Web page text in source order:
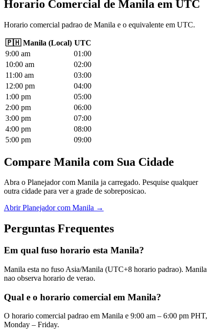
Horario Comercial de Manila em UTC
Horario comercial padrao de Manila e o equivalente em UTC.
🇵🇭 Manila (Local) UTC
9:00 am 01 :00
10:00 am 02:00
11 :00 am 03:00
12:00 pm 04:00
1 :00 pm 05:00
2:00 pm 06:00
3:00 pm 07:00
4:00 pm 08:00
5:00 pm 09:00
Compare Manila com Sua Cidade
Abra o Planejador com Manila ja carregado. Pesquise qualquer
outra cidade para ver a grade de sobreposicao.
Abrir Planejador com Manila →
Perguntas Frequentes
Em qual fuso horario esta Manila?
Manila esta no fuso Asia/Manila (UTC+8 horario padrao). Manila
nao observa horario de verao.
Qual e o horario comercial em Manila?
O horario comercial padrao em Manila e 9:00 am – 6:00 pm PHT,
Monday – Friday.